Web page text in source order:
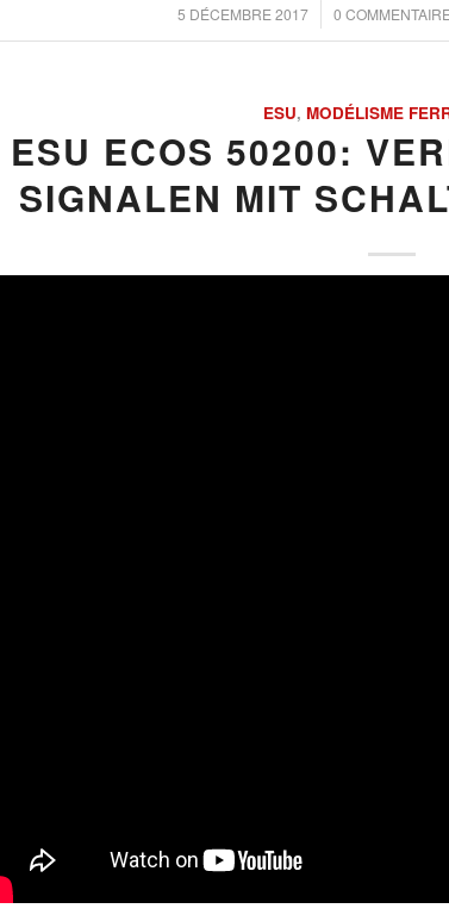
5 DÉCEMBRE 2017
/ 0 /
ESU,MODÉLISME
ESU ECOS 50200:
SIGNALEN MIT